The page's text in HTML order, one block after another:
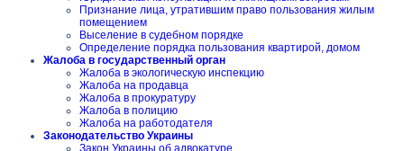
Признание лица, утратившим право пользования жилым
помещением
Выселение в судебном порядке
Определение порядка пользования квартирой, домом
Жалоба в государственный орган
Жалоба в экологическую инспекцию
Жалоба на продавца
Жалоба в прокуратуру
Жалоба в полицию
Жалоба на работодателя
Законодательство Украины